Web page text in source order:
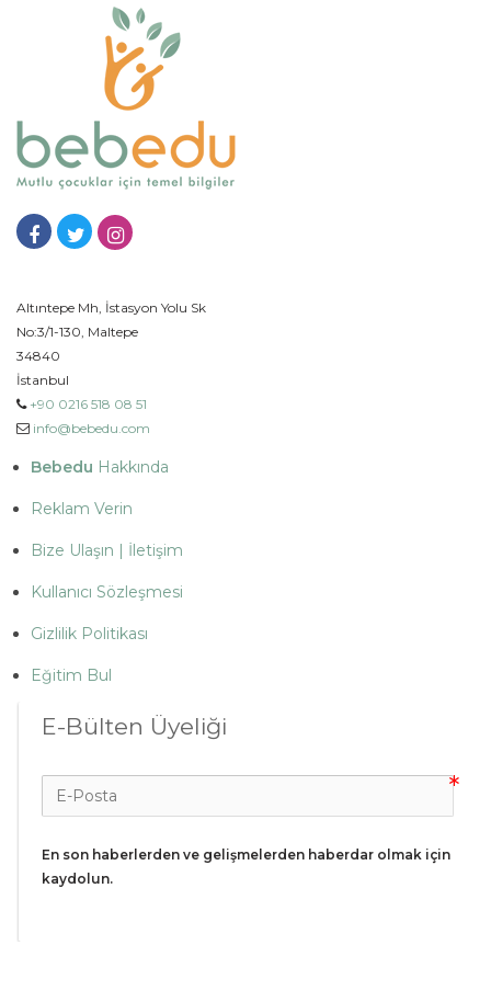
Altıntepe Mh, İstasyon Yolu Sk
No:3/1-130, Maltepe
34840
İstanbul
+90 0216 518 08 51
info@bebedu.com
Bebedu Hakkında
Reklam Verin
Bize Ulaşın | İletişim
Kullanıcı Sözleşmesi
Gizlilik Politikası
Eğitim Bul
E-Bülten Üyeliği
En son haberlerden ve gelişmelerden haberdar olmak için
kaydolun.